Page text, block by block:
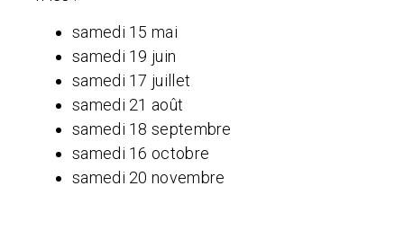
samedi 15 mai
samedi 19 juin
samedi 17 juillet
samedi 21 août
samedi 18 septembre
samedi 16 octobre
samedi 20 novembre